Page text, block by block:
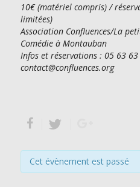
10€ (matériel compris) /
limitées)
Association Confluences/La
Comédie à Montauban
Infos et réservations : 05 63
contact@confluences.org
Cet évènement est passé